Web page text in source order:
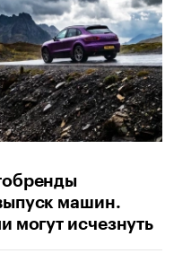
машин.
могут исчезнуть